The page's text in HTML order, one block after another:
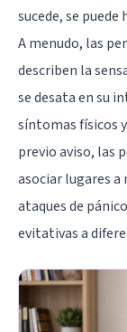
sucede, se
A menudo, las
describen la
se desata en su
síntomas físicos
previo aviso, las
asociar lugares
ataques de
evitativas a